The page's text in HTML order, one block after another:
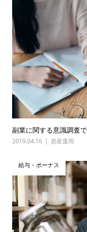
副業に関する意識調査
2019.04.16 資産運用
給与・ボーナス